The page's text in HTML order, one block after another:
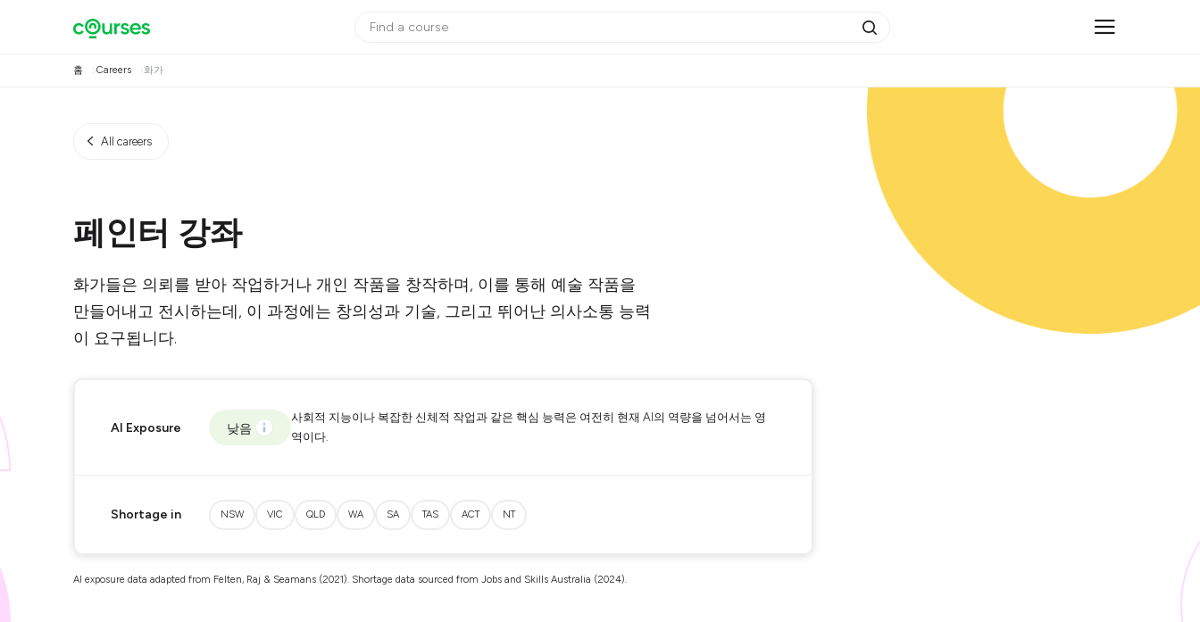
홈 Careers 화가
All careers
페인터 강좌
화가들은 의뢰를 받아 작업하거나 개인 작품을 창작하며, 이를 통해 예술 작품을
만들어내고 전시하는데, 이 과정에는 창의성과 기술, 그리고 뛰어난 의사소통 능력
이 요구됩니다.
AI Exposure 낮음
사회적 지능이나 복잡한 신체적 작업과 같은 핵심 능력은 여전히 현재 AI의 역량을 넘어서는 영
역이다.
Shortage in NSW VIC QLD WA SA TAS ACT NT
AI exposure data adapted from Felten, Raj & Seamans (2021). Shortage data sourced from Jobs and Skills Australia (2024).